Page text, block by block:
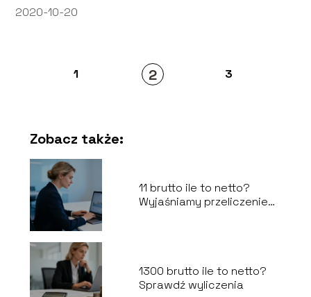
2020-10-20
1 2 3
Zobacz także:
11 brutto ile to netto?
Wyjaśniamy przeliczenie
1300 brutto ile to netto?
Sprawdź wyliczenia